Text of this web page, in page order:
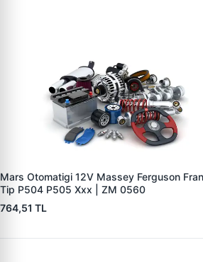
Mars Otomatigi 12V Massey Ferguson
Tip P504 P505 Xxx | ZM 0560
764,51 TL